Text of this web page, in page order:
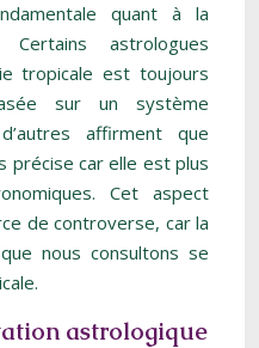
quant à la
astrologues
tropicale est toujours
sur un système
affirment que
précise car elle est plus
Cet aspect
de controverse, car la
nous consultons se
astrologique